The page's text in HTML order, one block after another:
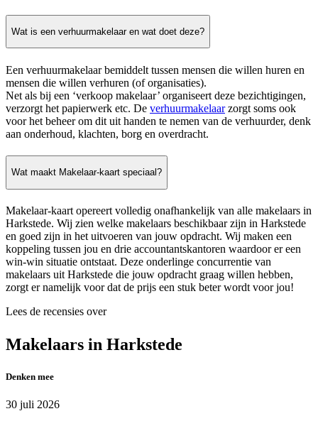
Wat is een verhuurmakelaar en wat doet deze?
Een verhuurmakelaar bemiddelt tussen mensen die willen huren en
mensen die willen verhuren (of organisaties).
Net als bij een ‘verkoop makelaar’ organiseert deze bezichtigingen,
verzorgt het papierwerk etc. De verhuurmakelaarzorgt soms ook
voor het beheer om dit uit handen te nemen van de verhuurder, denk
aan onderhoud, klachten, borg en overdracht.
Wat maakt Makelaar-kaart speciaal?
Makelaar-kaart opereert volledig onafhankelijk van alle makelaars in
Harkstede. Wij zien welke makelaars beschikbaar zijn in Harkstede
en goed zijn in het uitvoeren van jouw opdracht. Wij maken een
koppeling tussen jou en drie accountantskantoren waardoor er een
win-win situatie ontstaat. Deze onderlinge concurrentie van
makelaars uit Harkstede die jouw opdracht graag willen hebben,
zorgt er namelijk voor dat de prijs een stuk beter wordt voor jou!
Lees de recensies over
Makelaars in Harkstede
Denken mee
30 juli 2026